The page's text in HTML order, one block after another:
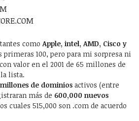
como Apple, intel, AMD, Cisco y
100, pero para mi sorpresa ni
valor en el 2001 de 65 millones de
lista.
de dominios activos (entre
más de 600,000 nuevos
cuales 515,000 son .com de acuerdo